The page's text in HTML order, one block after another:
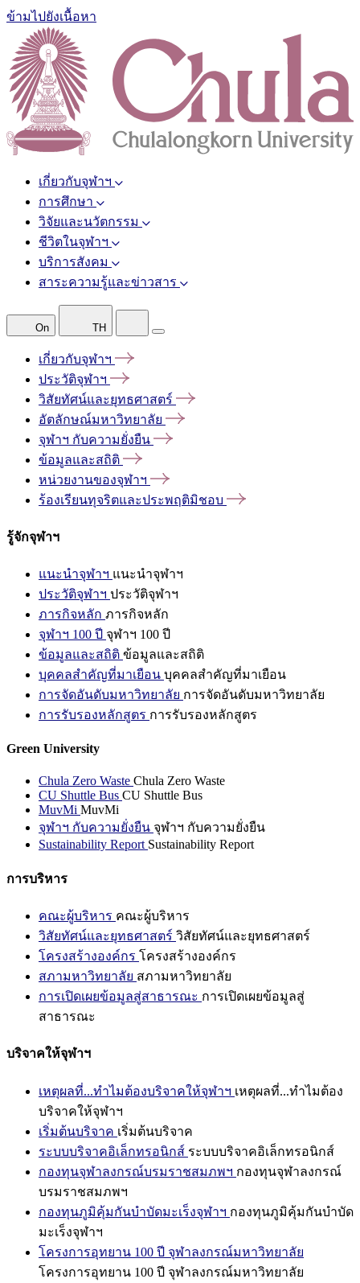
ข้ามไปยังเนื้อหา
เกี่ยวกับจุฬาฯ
การศึกษา
วิจัยและนวัตกรรม
ชีวิตในจุฬาฯ
บริการสังคม
สาระความรู้และข่าวสาร
On TH
เกี่ยวกับจุฬาฯ
ประวัติจุฬาฯ
วิสัยทัศน์และยุทธศาสตร์
อัตลักษณ์มหาวิทยาลัย
จุฬาฯ กับความยั่งยืน
ข้อมูลและสถิติ
หน่วยงานของจุฬาฯ
ร้องเรียนทุจริตและประพฤติมิชอบ
รู้จักจุฬาฯ
แนะนำจุฬาฯ แนะนำจุฬาฯ
ประวัติจุฬาฯ ประวัติจุฬาฯ
ภารกิจหลัก ภารกิจหลัก
จุฬาฯ 100 ปี จุฬาฯ 100 ปี
ข้อมูลและสถิติ ข้อมูลและสถิติ
บุคคลสำคัญที่มาเยือน บุคคลสำคัญที่มาเยือน
การจัดอันดับมหาวิทยาลัย การจัดอันดับมหาวิทยาลัย
การรับรองหลักสูตร การรับรองหลักสูตร
Green University
Chula Zero Waste Chula Zero Waste
CU Shuttle Bus CU Shuttle Bus
MuvMi MuvMi
จุฬาฯ กับความยั่งยืน จุฬาฯ กับความยั่งยืน
Sustainability Report Sustainability Report
การบริหาร
คณะผู้บริหาร คณะผู้บริหาร
วิสัยทัศน์และยุทธศาสตร์ วิสัยทัศน์และยุทธศาสตร์
โครงสร้างองค์กร โครงสร้างองค์กร
สภามหาวิทยาลัย สภามหาวิทยาลัย
การเปิดเผยข้อมูลสู่สาธารณะ การเปิดเผยข้อมูลสู่
สาธารณะ
บริจาคให้จุฬาฯ
เหตุผลที่...ทำไมต้องบริจาคให้จุฬาฯ เหตุผลที่...ทำไมต้อง
บริจาคให้จุฬาฯ
เริ่มต้นบริจาค เริ่มต้นบริจาค
ระบบบริจาคอิเล็กทรอนิกส์ ระบบบริจาคอิเล็กทรอนิกส์
กองทุนจุฬาลงกรณ์บรมราชสมภพฯ กองทุนจุฬาลงกรณ์
บรมราชสมภพฯ
กองทุนภูมิคุ้มกันบำบัดมะเร็งจุฬาฯ กองทุนภูมิคุ้มกันบำบัด
มะเร็งจุฬาฯ
โครงการอุทยาน 100 ปี จุฬาลงกรณ์มหาวิทยาลัย
โครงการอุทยาน 100 ปี จุฬาลงกรณ์มหาวิทยาลัย